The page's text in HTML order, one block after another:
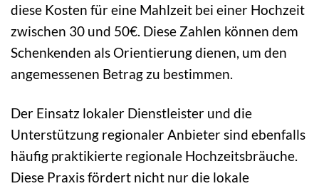
diese Kosten für eine Mahlzeit bei einer Hochzeit
zwischen 30 und 50€. Diese Zahlen können dem
Schenkenden als Orientierung dienen, um den
angemessenen Betrag zu bestimmen.
Der Einsatz lokaler Dienstleister und die
Unterstützung regionaler Anbieter sind ebenfalls
häufig praktikierte regionale Hochzeitsbräuche.
Diese Praxis fördert nicht nur die lokale